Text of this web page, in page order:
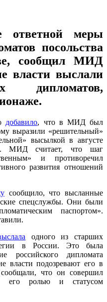
ответной меры
посольства
сообщил МИД
власти выслали
дипломатов,
добавило, что в МИД был
выразили «решительный»
высылкой в августе
МИД считает, что шаг
и противоречил
развития отношений
сообщило, что высланные
спецслужбы. Они были
паспортом».
одного из старших
в России. Это была
российского дипломата
власти подозревают его в
что он совершил
с его ролью и статусом